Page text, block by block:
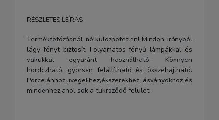
RÉSZLETES LEÍRÁS
Termékfotózásnál nélkülözhetetlen! Minden irányból
lágy fényt biztosít. Folyamatos fényű lámpákkal és
vakukkal egyaránt használható. Könnyen
hordozható, gyorsan felállítható és összehajtható.
Porcelánhoz,üvegekhez,ékszerekhez, ásványokhoz és
mindenhez,ahol sok a tükröződő felület.